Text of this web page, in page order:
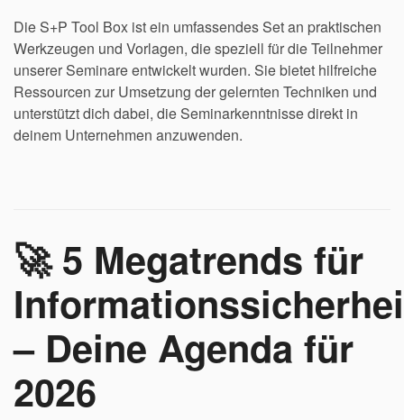
Die S+P Tool Box ist ein umfassendes Set an praktischen
Werkzeugen und Vorlagen, die speziell für die Teilnehmer
unserer Seminare entwickelt wurden. Sie bietet hilfreiche
Ressourcen zur Umsetzung der gelernten Techniken und
unterstützt dich dabei, die Seminarkenntnisse direkt in
deinem Unternehmen anzuwenden.
🚀 5 Megatrends für
– Deine Agenda für
2026